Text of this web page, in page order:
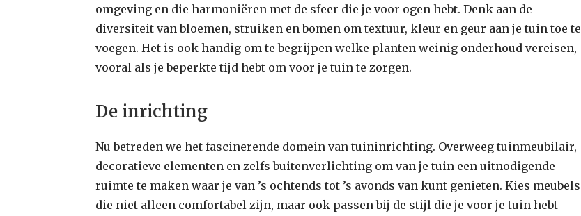
omgeving en die harmoniëren met de sfeer die je voor ogen hebt. Denk aan de
diversiteit van bloemen, struiken en bomen om textuur, kleur en geur aan je tuin toe te
voegen. Het is ook handig om te begrijpen welke planten weinig onderhoud vereisen,
vooral als je beperkte tijd hebt om voor je tuin te zorgen.
De inrichting
Nu betreden we het fascinerende domein van tuininrichting. Overweeg tuinmeubilair,
decoratieve elementen en zelfs buitenverlichting om van je tuin een uitnodigende
ruimte te maken waar je van ’s ochtends tot ’s avonds van kunt genieten. Kies meubels
die niet alleen comfortabel zijn, maar ook passen bij de stijl die je voor je tuin hebt